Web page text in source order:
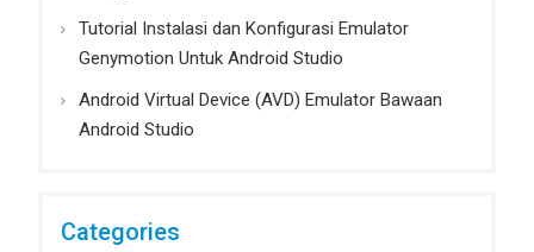
Tutorial Instalasi dan Konfigurasi Emulator
Genymotion Untuk Android Studio
Android Virtual Device (AVD) Emulator Bawaan
Android Studio
Categories